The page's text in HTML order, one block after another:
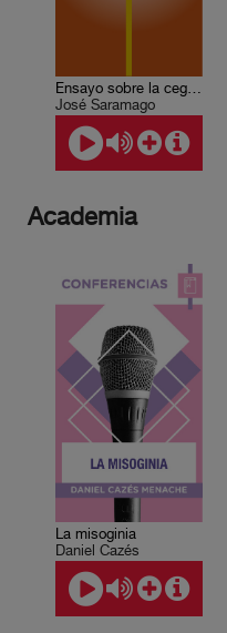
Ensayo sobre la ceguera
José Saramago
Academia
La misoginia
Daniel Cazés